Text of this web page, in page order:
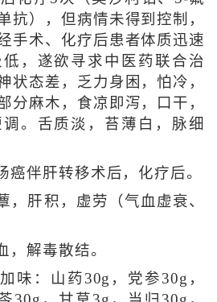
抗），但病情未得到控制，
手术、化疗后患者体质迅速
，遂欲寻求中医药联合治
状态差，乏力身困，怕冷，
分麻木，食凉即泻，口干，
。舌质淡，苔薄白，脉细
癌伴肝转移术后，化疗后。
，肝积，虚劳（气血虚衰、
，解毒散结。
味：山药30g，党参30g，